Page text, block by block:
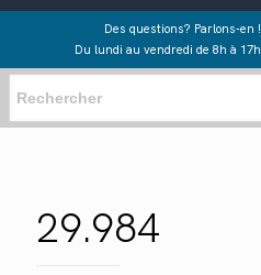
Des questions? Parlons-en !
Du lundi au vendredi de 8h à 17h
29.984